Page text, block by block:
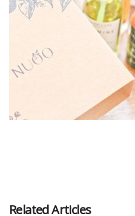
Related Articles